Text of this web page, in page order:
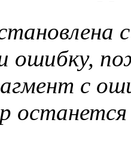
ошибку,
с